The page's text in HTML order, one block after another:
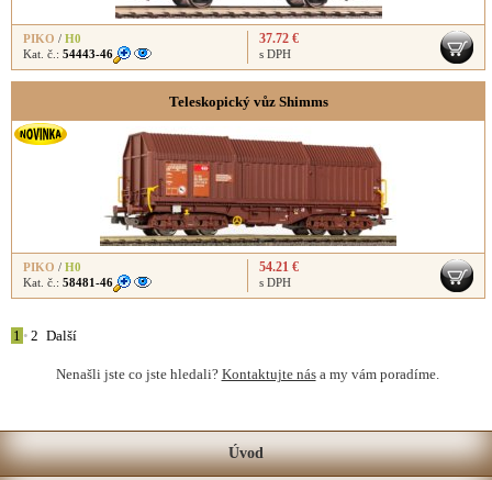
PIKO / H0
Kat. č.: 54443-46
37.72 €
s DPH
Teleskopický vůz Shimms
PIKO / H0
Kat. č.: 58481-46
54.21 €
s DPH
1 • 2 Další
Nenašli jste co jste hledali? Kontaktujte nása my vám poradíme.
Úvod